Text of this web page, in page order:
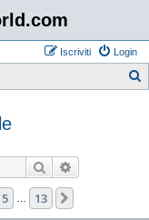
Login
Iscriviti
Cerca
5 13